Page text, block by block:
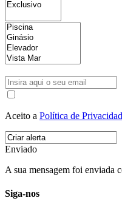
Aceito a Política de
Enviado
A sua mensagem foi enviada
Siga-nos